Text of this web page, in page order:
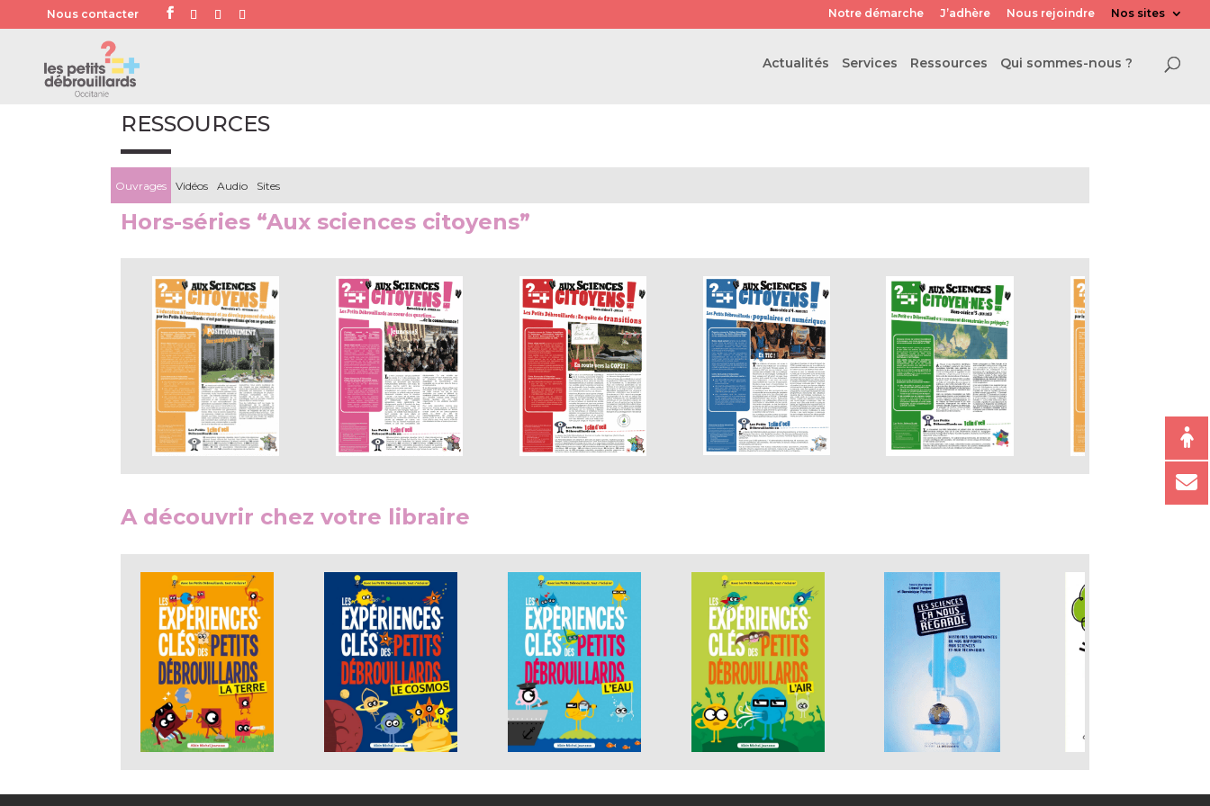
Nous contacter Notre démarche J’adhère Nous rejoindre Nos sites
Actualités Services Ressources Qui sommes-nous ?
RESSOURCES
Ouvrages Vidéos Audio Sites
Hors-séries “Aux sciences citoyens”
A découvrir chez votre libraire